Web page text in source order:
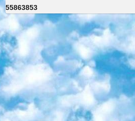
55863853